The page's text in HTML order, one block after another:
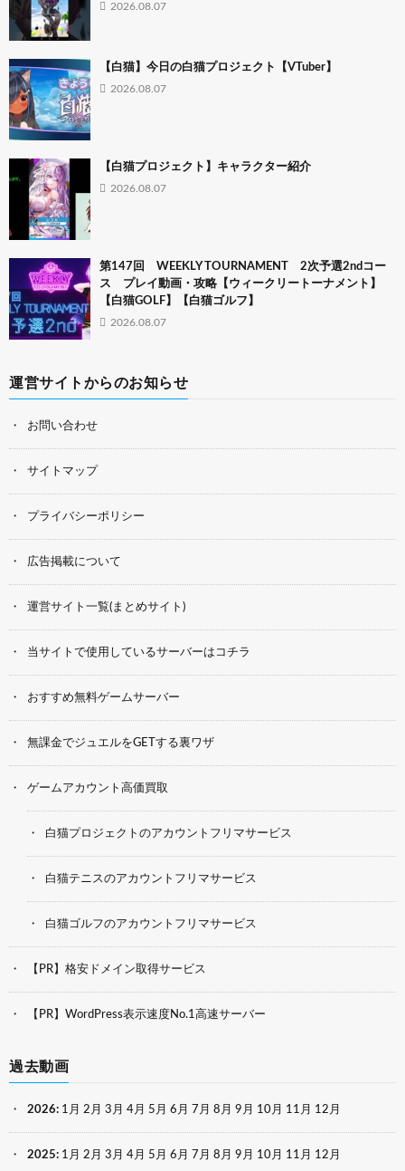
2026.08.07
【白猫】今日の白猫プロジェクト【VTuber】
2026.08.07
【白猫プロジェクト】キャラクター紹介
2026.08.07
第147回 WEEKLY TOURNAMENT 2次予選2ndコー
ス プレイ動画・攻略【ウィークリートーナメント】
【白猫GOLF】【白猫ゴルフ】
2026.08.07
運営サイトからのお知らせ
お問い合わせ
サイトマップ
プライバシーポリシー
広告掲載について
運営サイト一覧(まとめサイト)
当サイトで使用しているサーバーはコチラ
おすすめ無料ゲームサーバー
無課金でジュエルをGETする裏ワザ
ゲームアカウント高価買取
白猫プロジェクトのアカウントフリマサービス
白猫テニスのアカウントフリマサービス
白猫ゴルフのアカウントフリマサービス
【PR】格安ドメイン取得サービス
【PR】WordPress表示速度No.1高速サーバー
過去動画
2026: 1月 2月 3月 4月 5月 6月 7月 8月 9月 10月 11月 12月
2025: 1月 2月 3月 4月 5月 6月 7月 8月 9月 10月 11月 12月